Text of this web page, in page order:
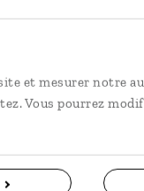
et mesurer notre
Vous pourrez